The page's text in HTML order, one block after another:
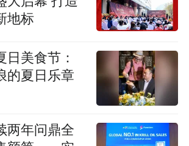
地标
日美食节：
的夏日乐章
两年问鼎全